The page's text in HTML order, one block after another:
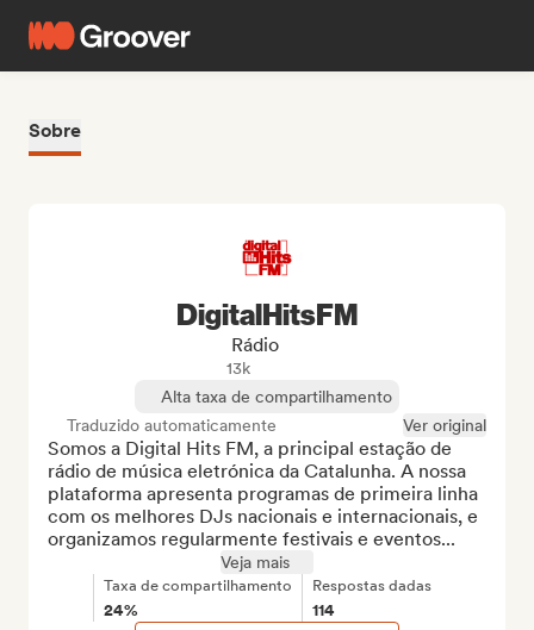
Sobre
DigitalHitsFM
Rádio
13k
Alta taxa de compartilhamento
Traduzido automaticamente
Ver original
Somos a Digital Hits FM, a principal estação de
rádio de música eletrónica da Catalunha. A nossa
plataforma apresenta programas de primeira linha
com os melhores DJs nacionais e internacionais, e
organizamos regularmente festivais e eventos...
Veja mais
Taxa de compartilhamento
24%
Respostas dadas
114